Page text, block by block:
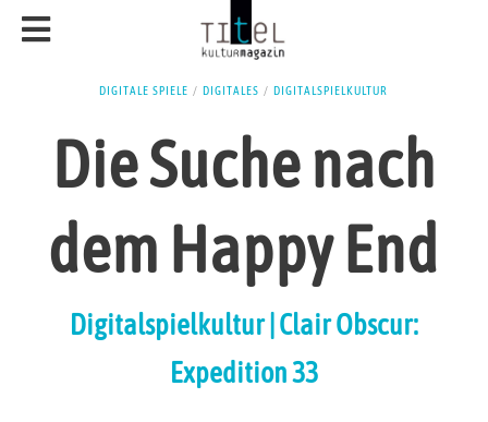
DIGITALE SPIELE / DIGITALES / DIGITALSPIELKULTUR
Die Suche nach
dem Happy End
Digitalspielkultur | Clair Obscur:
Expedition 33